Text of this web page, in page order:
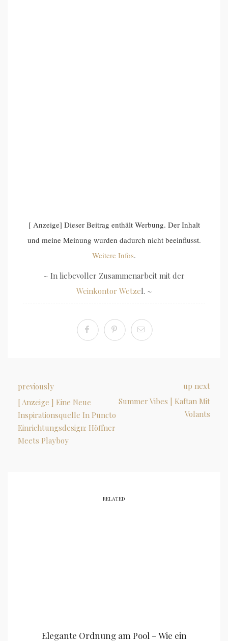
[ Anzeige] Dieser Beitrag enthält Werbung. Der Inhalt
und meine Meinung wurden dadurch nicht beeinflusst.
Weitere Infos.
~ In liebevoller Zusammenarbeit mit der
Weinkontor Wetzel. ~
previously
[ Anzeige ] Eine Neue
Inspirationsquelle In Puncto
Einrichtungsdesign: Höffner
Meets Playboy
up next
Summer Vibes | Kaftan Mit
Volants
RELATED
Elegante Ordnung am Pool – Wie ein